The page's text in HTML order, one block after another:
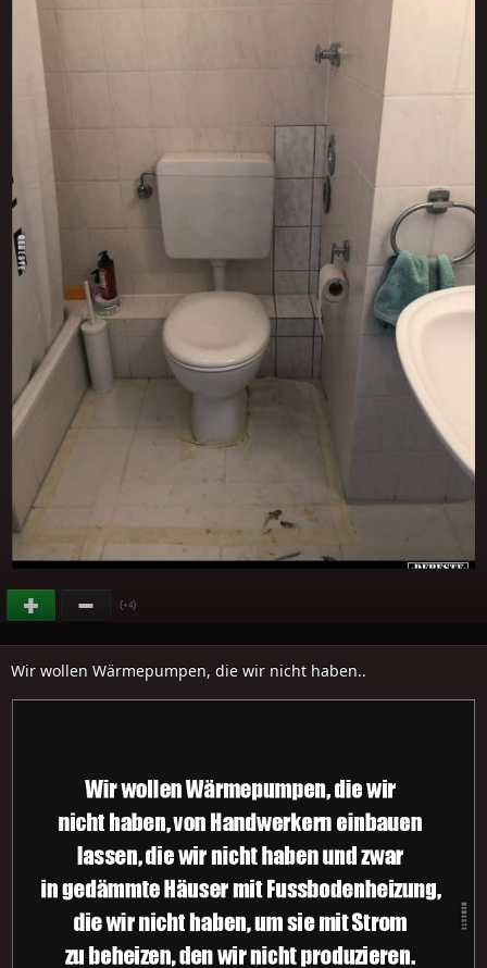
(+4)
Wir wollen Wärmepumpen, die wir nicht haben..